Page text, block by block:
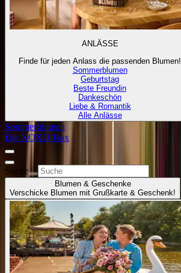
ANLÄSSE
Finde für jeden Anlass die passenden Blumen!
Sommerblumen
Geburtstag
Beste Freundin
Dankeschön
Liebe & Romantik
Alle Anlässe
Sommerblumen
Die XOXO-Box
Suche
Blumen & Geschenke
Verschicke Blumen mit Grußkarte & Geschenk!